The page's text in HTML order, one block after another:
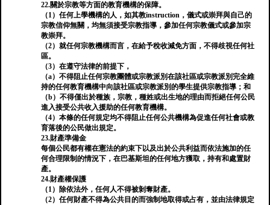
22.關於宗教等方面的教育機構的保障。
（1）任何上學機構的人，如其教instruction，儀式或崇拜與自己的
宗教信仰無關，均無須接受宗教指導，參加任何宗教儀式或參加宗
教崇拜。
（2）就任何宗教機構而言，在給予稅收減免方面，不得歧視任何社
區。
（3）在遵守法律的前提下，
（a）不得阻止任何宗教團體或宗教派別在該社區或宗教派別完全維
持的任何教育機構中向該社區或宗教派別的學生提供宗教指導；和
（b）不得僅出於種族，宗教，種姓或出生地的理由而拒絕任何公民
進入接受公共收入援助的任何教育機構。
（4）本條的任何規定均不得阻止任何公共機構為促進任何社會或教
育落後的公民做出規定。
23.財產準備金
每個公民都有權在憲法的約束下以及出於公共利益而依法施加的任
何合理限制的情況下，在巴基斯坦的任何地方獲取，持有和處置財
產。
24.財產權保護
（1）除依法外，任何人不得被剝奪財產。
（2）任何財產不得為公共目的而強制地取得或占有，並由法律規定